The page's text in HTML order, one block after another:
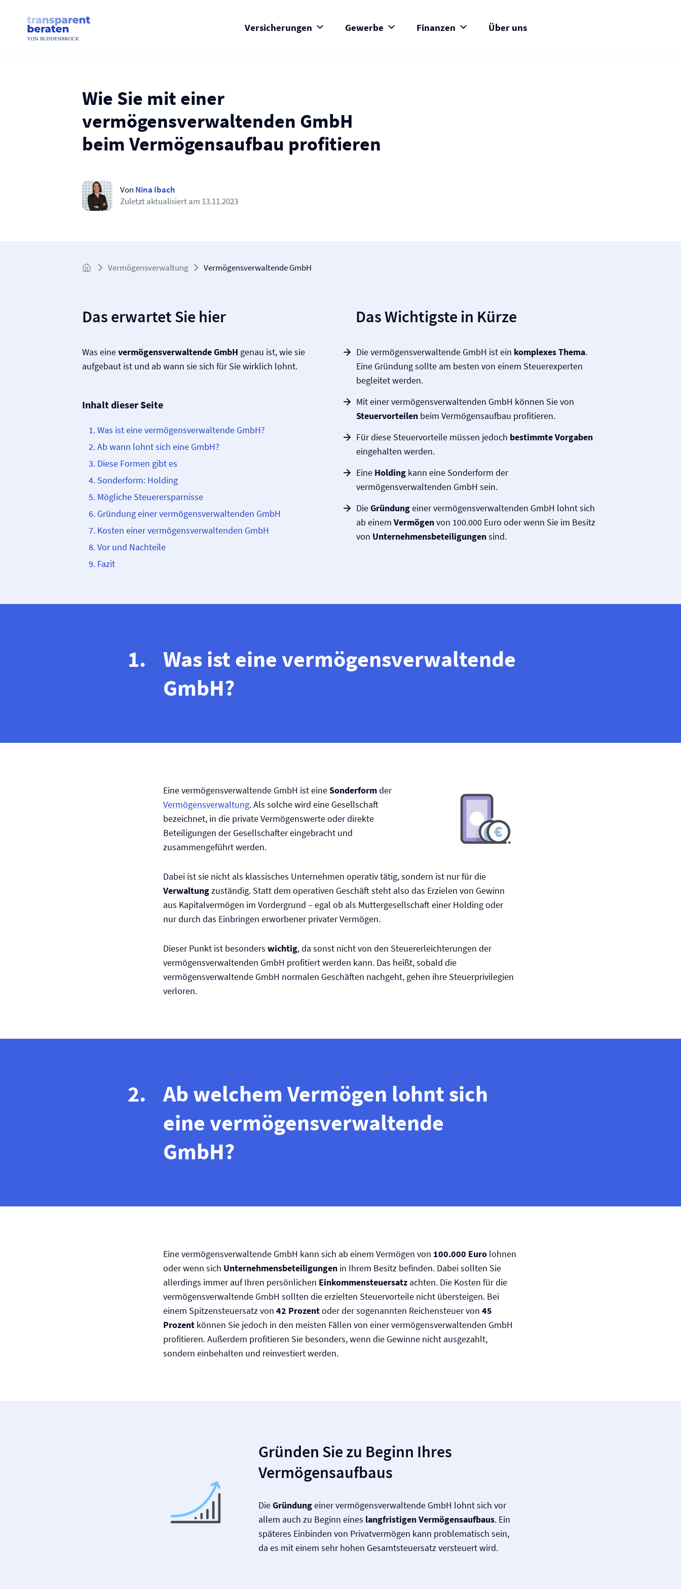
Versicherungen Gewerbe Finanzen Über uns
content
Wie Sie mit einer
vermögensverwaltenden GmbH
beim Vermögensaufbau profitieren
Von Nina Ibach
Zuletzt aktualisiert am 13.11.2023
Vermögens­verwaltung Vermögensverwaltende GmbH
Das erwartet Sie hier
Was einevermögensverwaltende GmbH genau ist, wie sie
aufgebaut ist und ab wann sie sich für Sie wirklich lohnt.
Inhalt dieser Seite
Was ist eine vermögensverwaltende GmbH?
Ab wann lohnt sich eine GmbH?
Diese Formen gibt es
Sonderform: Holding
Mögliche Steuerersparnisse
Gründung einer vermögensverwaltenden GmbH
Kosten einer vermögensverwaltenden GmbH
Vor und Nachteile
Fazit
Das Wichtigste in Kürze
Die vermögensverwaltende GmbH ist ein komplexes Thema.
Eine Gründung sollte am besten von einem Steuerexperten
begleitet werden.
Mit einer vermögensverwaltenden GmbH können Sie von
Steuervorteilen beim Vermögensaufbau profitieren.
Für diese Steuervorteile müssen jedoch bestimmte Vorgaben
eingehalten werden.
Eine Holding kann eine Sonderform der
vermögensverwaltenden GmbH sein.
DieGründungeiner vermögensverwaltenden GmbH lohnt sich
ab einem Vermögenvon 100.000 Euro oder wenn Sie im Besitz
von Unternehmensbeteiligungensind.
Was ist eine vermögensverwaltende
GmbH?
Eine vermögensverwaltende GmbH ist eineSonderformder
Vermögens­verwaltung. Als solche wird eine Gesellschaft
bezeichnet, in die private Vermögenswerte oder direkte
Beteiligungen der Gesellschafter eingebracht und
zusammengeführt werden.
Dabei ist sie nicht als klassisches Unternehmen operativ tätig, sondern ist nur für die
Verwaltungzuständig. Statt dem operativen Geschäft steht also das Erzielen von Gewinn
aus Kapitalvermögen im Vordergrund – egal ob als Muttergesellschaft einer Holding oder
nur durch das Einbringen erworbener privater Vermögen.
Dieser Punkt ist besonders wichtig, da sonst nicht von den Steuererleichterungen der
vermögensverwaltenden GmbH profitiert werden kann. Das heißt, sobald die
vermögensverwaltende GmbH normalen Geschäften nachgeht, gehen ihre Steuerprivilegien
verloren.
Ab welchem Vermögen lohnt sich
eine vermögensverwaltende
GmbH?
Eine vermögensverwaltende GmbH kann sich ab einem Vermögen von 100.000 Euro lohnen
oder wenn sich Unternehmensbeteiligungen in Ihrem Besitz befinden. Dabei sollten Sie
allerdings immer auf Ihren persönlichen Einkommensteuersatz achten. Die Kosten für die
vermögensverwaltende GmbH sollten die erzielten Steuervorteile nicht übersteigen. Bei
einem Spitzensteuersatz von 42 Prozentoder der sogenannten Reichensteuer von 45
Prozent können Sie jedoch in den meisten Fällen von einer vermögensverwaltenden GmbH
profitieren. Außerdem profitieren Sie besonders, wenn die Gewinne nicht ausgezahlt,
sondern einbehalten und reinvestiert werden.
Gründen Sie zu Beginn Ihres
Vermögensaufbaus
DieGründungeiner vermögensverwaltende GmbH lohnt sich vor
allem auch zu Beginn eines langfristigen Vermögensaufbaus. Ein
späteres Einbinden von Privatvermögen kann problematisch sein,
da es mit einem sehr hohen Gesamtsteuersatz versteuert wird.